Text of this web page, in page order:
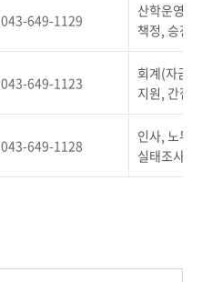
043-649-1129
산학운영팀
책정, 승진
043-649-1123
회계(자금
지원, 간접
043-649-1128
인사, 노무,
실태조사(